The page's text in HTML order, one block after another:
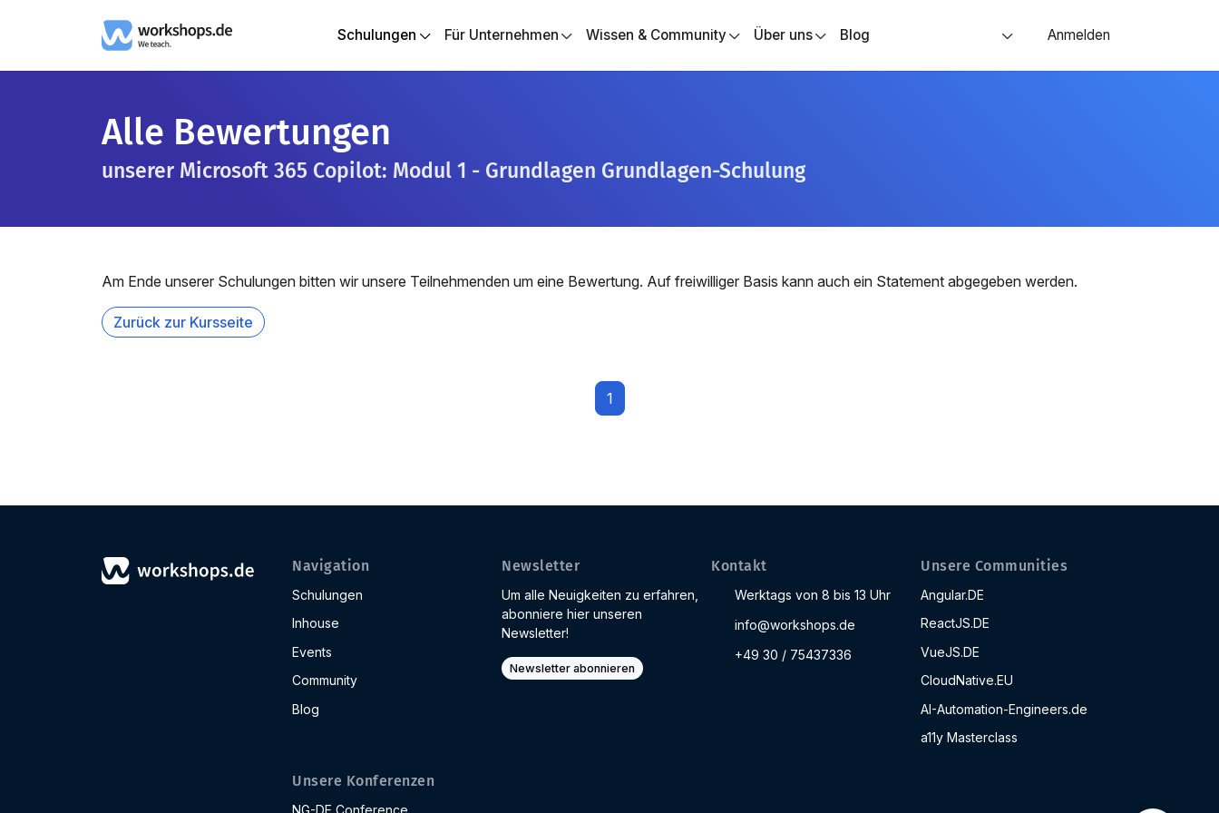
Schulungen Für Unternehmen Wissen & Community Über uns Blog Anmelden
Alle Bewertungen
unserer Microsoft 365 Copilot: Modul 1 - Grundlagen Grundlagen-Schulung
Am Ende unserer Schulungen bitten wir unsere Teilnehmenden um eine Bewertung. Auf freiwilliger Basis kann auch ein Statement abgegeben werden.
Zurück zur Kursseite
1
Navigation
Schulungen
Inhouse
Events
Community
Blog
Newsletter
Um alle Neuigkeiten zu erfahren,
abonniere hier unseren
Newsletter!
Newsletter abonnieren
Kontakt
Werktags von 8 bis 13 Uhr
info@workshops.de
+49 30 / 75437336
Unsere Communities
Angular.DE
ReactJS.DE
VueJS.DE
CloudNative.EU
AI-Automation-Engineers.de
a11y Masterclass
Unsere Konferenzen